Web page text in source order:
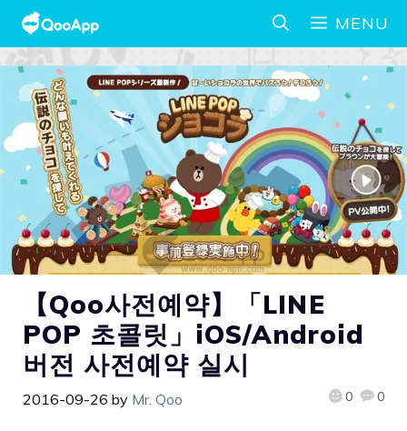
MENU
【Qoo사전예약】「LINE
POP 초콜릿」iOS/Android
버전 사전예약 실시
2016-09-26 by Mr. Qoo 0 0